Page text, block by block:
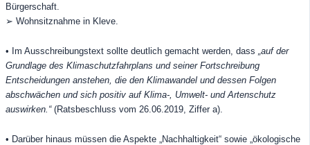
Bürgerschaft.
➢ Wohnsitznahme in Kleve.
• Im Ausschreibungstext sollte deutlich gemacht werden, dass „auf der
Grundlage des Klimaschutzfahrplans und seiner Fortschreibung
Entscheidungen anstehen, die den Klimawandel und dessen Folgen
abschwächen und sich positiv auf Klima-, Umwelt- und Artenschutz
auswirken.“(Ratsbeschluss vom 26.06.2019, Ziffer a).
• Darüber hinaus müssen die Aspekte „Nachhaltigkeit“ sowie „ökologische